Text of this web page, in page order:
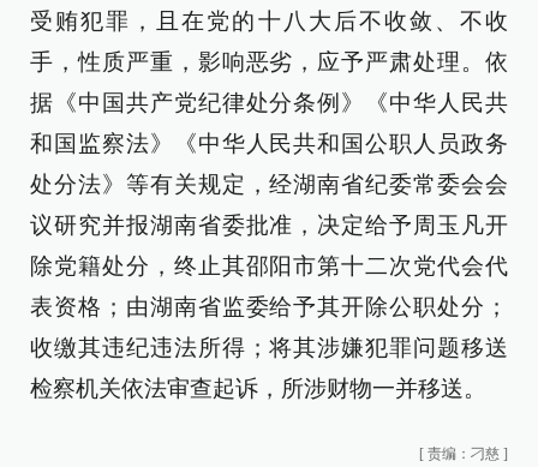
受贿犯罪，且在党的十八大后不收敛、不收
手，性质严重，影响恶劣，应予严肃处理。依
据《中国共产党纪律处分条例》《中华人民共
和国监察法》《中华人民共和国公职人员政务
处分法》等有关规定，经湖南省纪委常委会会
议研究并报湖南省委批准，决定给予周玉凡开
除党籍处分，终止其邵阳市第十二次党代会代
表资格；由湖南省监委给予其开除公职处分；
收缴其违纪违法所得；将其涉嫌犯罪问题移送
检察机关依法审查起诉，所涉财物一并移送。
[ 责编：刁慈 ]